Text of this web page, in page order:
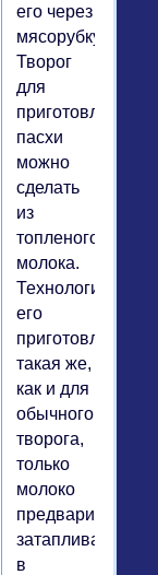
его через
мясорубку.
Творог
для
приготовления
пасхи
можно
сделать
из
топленого
молока.
Технология
его
приготовления
такая же,
как и для
обычного
творога,
только
молоко
предварительно
затапливают
в